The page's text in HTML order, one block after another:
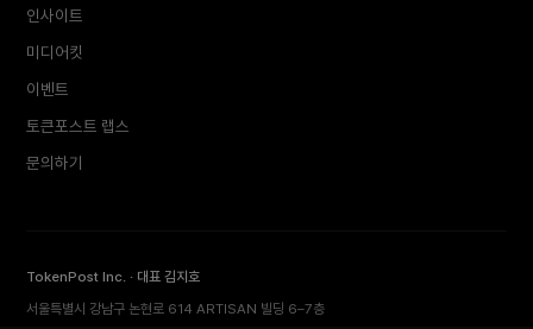
인사이트
미디어킷
이벤트
토큰포스트 랩스
문의하기
TokenPost Inc. · 대표 김지호
서울특별시 강남구 논현로 614 ARTISAN 빌딩 6–7층